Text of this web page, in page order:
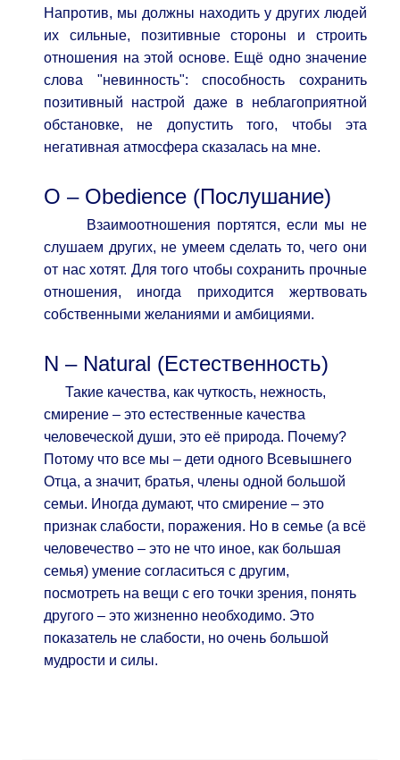
Напротив, мы должны находить у других людей
их сильные, позитивные стороны и строить
отношения на этой основе. Ещё одно значение
слова "невинность": способность сохранить
позитивный настрой даже в неблагоприятной
обстановке, не допустить того, чтобы эта
негативная атмосфера сказалась на мне.
О – Obedience (Послушание)
Взаимоотношения портятся, если мы не
слушаем других, не умеем сделать то, чего они
от нас хотят. Для того чтобы сохранить прочные
отношения, иногда приходится жертвовать
собственными желаниями и амбициями.
N – Natural (Естественность)
Такие качества, как чуткость, нежность,
смирение – это естественные качества
человеческой души, это её природа. Почему?
Потому что все мы – дети одного Всевышнего
Отца, а значит, братья, члены одной большой
семьи. Иногда думают, что смирение – это
признак слабости, поражения. Но в семье (а всё
человечество – это не что иное, как большая
семья) умение согласиться с другим,
посмотреть на вещи с его точки зрения, понять
другого – это жизненно необходимо. Это
показатель не слабости, но очень большой
мудрости и силы.